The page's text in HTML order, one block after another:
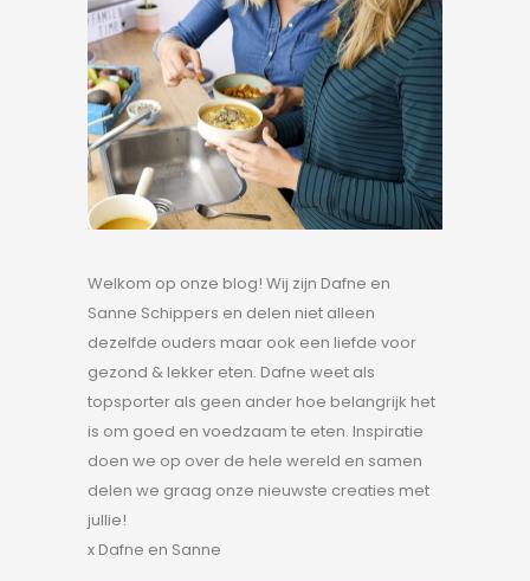
Welkom op onze blog! Wij zijn Dafne en
Sanne Schippers en delen niet alleen
dezelfde ouders maar ook een liefde voor
gezond & lekker eten. Dafne weet als
topsporter als geen ander hoe belangrijk het
is om goed en voedzaam te eten. Inspiratie
doen we op over de hele wereld en samen
delen we graag onze nieuwste creaties met
jullie!
x Dafne en Sanne